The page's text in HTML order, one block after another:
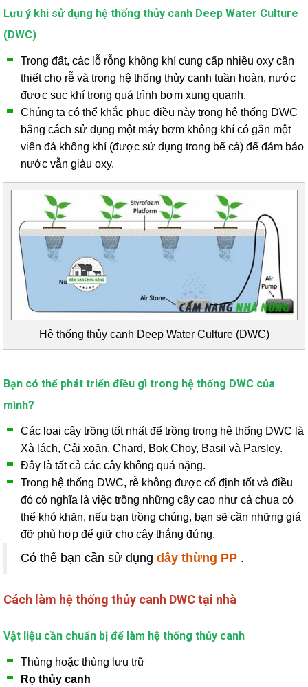
Lưu ý khi sử dụng hệ thống thủy canh Deep Water Culture
(DWC)
Trong đất, các lỗ rỗng không khí cung cấp nhiều oxy cần
thiết cho rễ và trong hệ thống thủy canh tuần hoàn, nước
được sục khí trong quá trình bơm xung quanh.
Chúng ta có thể khắc phục điều này trong hệ thống DWC
bằng cách sử dụng một máy bơm không khí có gắn một
viên đá không khí (được sử dụng trong bể cá) để đảm bảo
nước vẫn giàu oxy.
Hệ thống thủy canh Deep Water Culture (DWC)
Bạn có thể phát triển điều gì trong hệ thống DWC của
mình?
Các loại cây trồng tốt nhất để trồng trong hệ thống DWC là
Xà lách, Cải xoăn, Chard, Bok Choy, Basil và Parsley.
Đây là tất cả các cây không quá nặng.
Trong hệ thống DWC, rễ không được cố định tốt và điều
đó có nghĩa là việc trồng những cây cao như cà chua có
thể khó khăn, nếu bạn trồng chúng, bạn sẽ cần những giá
đỡ phù hợp để giữ cho cây thẳng đứng.
Có thể bạn cần sử dụng dây thừng PP .
Cách làm hệ thống thủy canh DWC tại nhà
Vật liệu cần chuẩn bị để làm hệ thống thủy canh
Thùng hoặc thùng lưu trữ
Rọ thủy canh